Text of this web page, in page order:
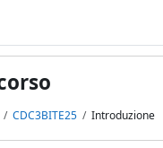
CDC3BITE25 Introduzione